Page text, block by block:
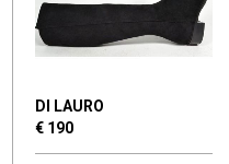
DI LAURO
€ 190